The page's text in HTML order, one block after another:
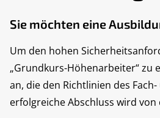
Sie möchten eine
Um den hohen
„Grundkurs-Höhenarbeiter“ zu
an, die den Richtlinien des
erfolgreiche Abschluss wird